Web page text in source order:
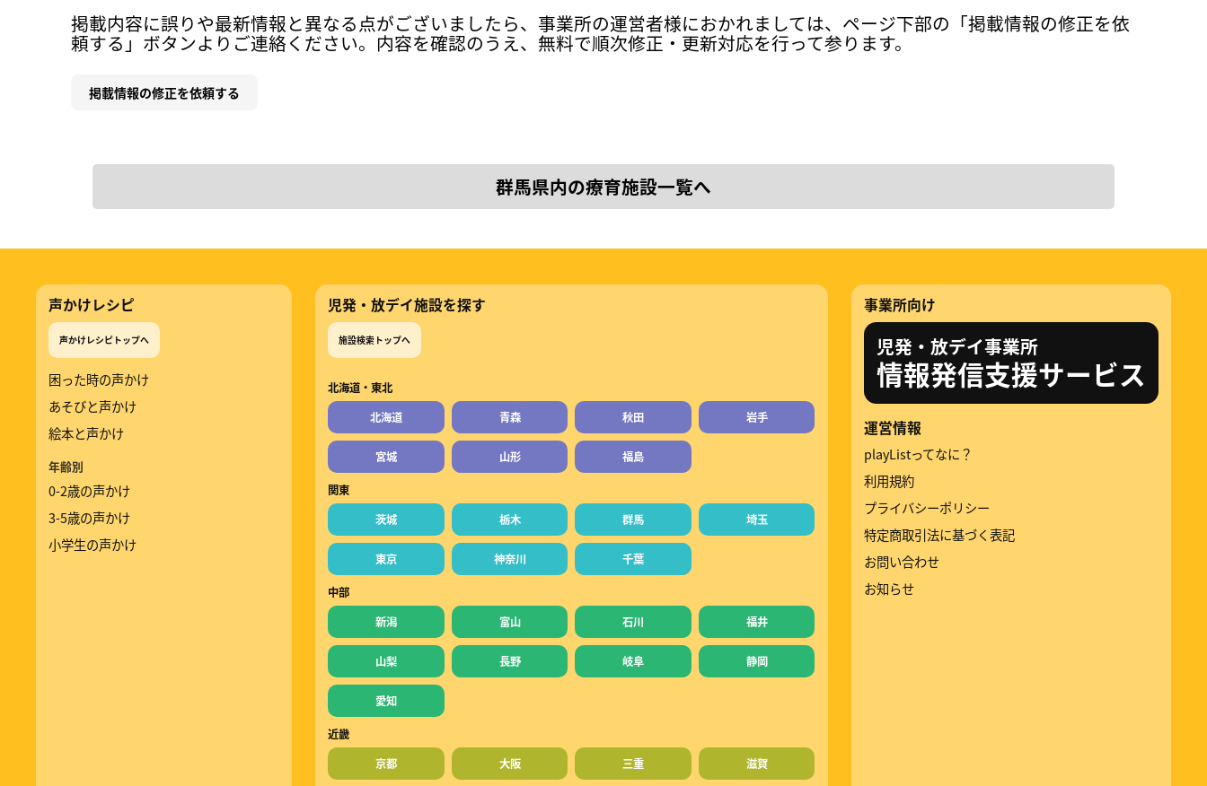
掲載内容に誤りや最新情報と異なる点がございましたら、事業所の運営者様におかれましては、ページ下部の「掲載情報の修正を依
頼する」ボタンよりご連絡ください。内容を確認のうえ、無料で順次修正・更新対応を行って参ります。
掲載情報の修正を依頼する
群馬県内の療育施設一覧へ
声かけレシピ
声かけレシピトップへ
困った時の声かけ
あそびと声かけ
絵本と声かけ
年齢別
0-2歳の声かけ
3-5歳の声かけ
小学生の声かけ
児発・放デイ施設を探す
施設検索トップへ
北海道・東北
北海道
青森 秋田 岩手
宮城 山形 福島
関東
茨城
栃木 群馬 埼玉
東京 神奈川 千葉
中部
新潟
富山 石川 福井
山梨 長野 岐阜 静岡
愛知
近畿
京都
大阪 三重 滋賀
事業所向け
児発・放デイ事業所
情報発信支援サービス
運営情報
playListってなに？
利用規約
プライバシーポリシー
特定商取引法に基づく表記
お問い合わせ
お知らせ